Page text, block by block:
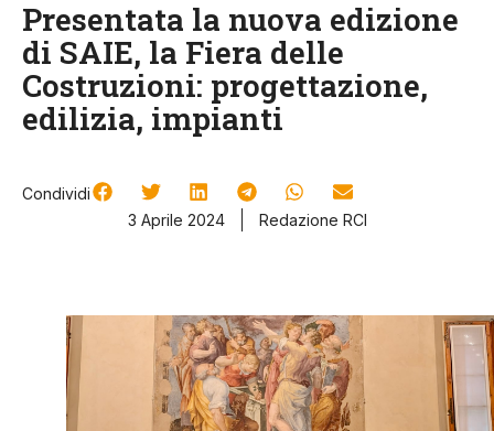
Presentata la nuova edizione
di SAIE, la Fiera delle
Costruzioni: progettazione,
edilizia, impianti
Condividi
3 Aprile 2024
Redazione RCI